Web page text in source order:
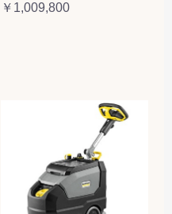
￥1,009,800